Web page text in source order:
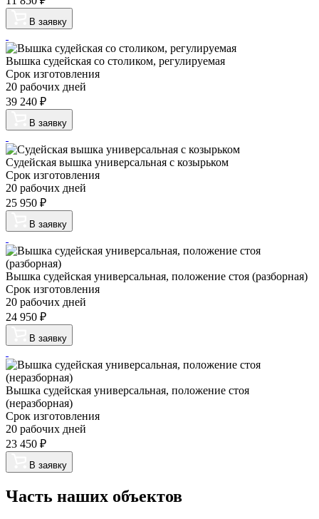
В заявку
Вышка судейская со столиком, регулируемая
Срок изготовления
20 рабочих дней
39 240 ₽
В заявку
Судейская вышка универсальная с козырьком
Срок изготовления
20 рабочих дней
25 950 ₽
В заявку
Вышка судейская универсальная, положение стоя (разборная)
Срок изготовления
20 рабочих дней
24 950 ₽
В заявку
Вышка судейская универсальная, положение стоя
(неразборная)
Срок изготовления
20 рабочих дней
23 450 ₽
В заявку
Часть наших объектов